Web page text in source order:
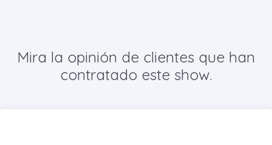
Mira la opinión de clientes que han
contratado este show.